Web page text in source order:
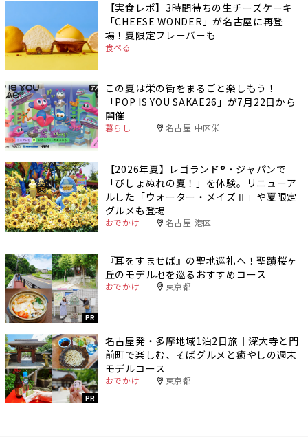
【実食レポ】3時間待ちの生チーズケーキ
「CHEESE WONDER」が名古屋に再登
場！夏限定フレーバーも
食べる
この夏は栄の街をまるごと楽しもう！
「POP IS YOU SAKAE26」が7月22日から
開催
暮らし 名古屋 中区栄
【2026年夏】レゴランド®・ジャパンで
「びしょぬれの夏！」を体験。リニューア
ルした「ウォーター・メイズⅡ」や夏限定
グルメも登場
おでかけ 名古屋 港区
PR
『耳をすませば』の聖地巡礼へ！聖蹟桜ヶ
丘のモデル地を巡るおすすめコース
おでかけ 東京都
PR
名古屋発・多摩地域1泊2日旅｜深大寺と門
前町で楽しむ、そばグルメと癒やしの週末
モデルコース
おでかけ 東京都